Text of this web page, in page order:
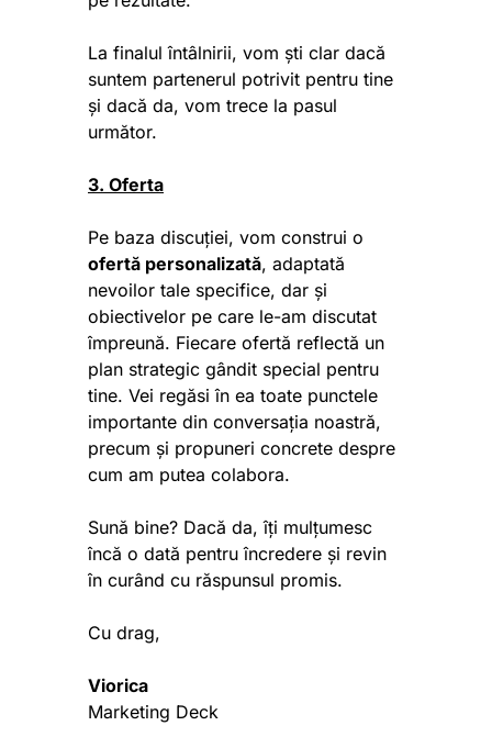
La finalul întâlnirii, vom ști clar dacă
suntem partenerul potrivit pentru tine
și dacă da, vom trece la pasul
următor.
3. Oferta
Pe baza discuției, vom construi o
ofertă personalizată, adaptată
nevoilor tale specifice, dar și
obiectivelor pe care le-am discutat
împreună. Fiecare ofertă reflectă un
plan strategic gândit special pentru
tine. Vei regăsi în ea toate punctele
importante din conversația noastră,
precum și propuneri concrete despre
cum am putea colabora.
Sună bine? Dacă da, îți mulțumesc
încă o dată pentru încredere și revin
în curând cu răspunsul promis.
Cu drag,
Viorica
Marketing Deck